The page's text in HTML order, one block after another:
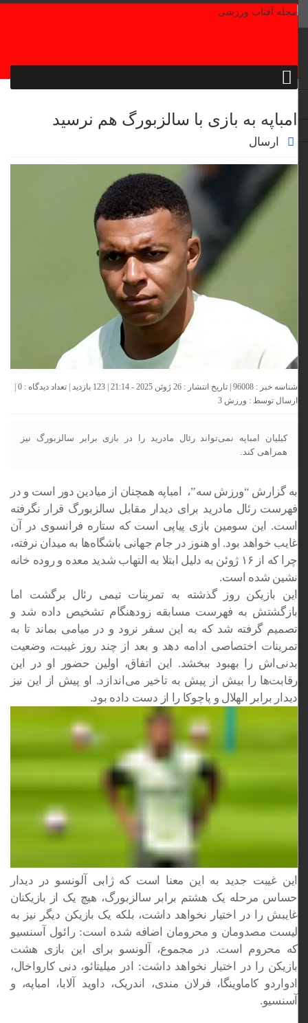
امباپه به بازی با سالزبورگ هم نرسید
ارسال
شناسه خبر : 96008 | تاریخ انتشار : 26 ژوئن 2025 - 21:14 | 123 بازدید | تعداد دیدگاه : 0
|
ارسال توسط :ورزش 3
کیلیان امباپه نمی‌تواند رئال مادرید را در بازی برابر سالزبورگ نیز
همراهی کند.
به گزارش “ورزش سه”، امباپه همچنان از میادین دور است و در
فهرست رئال مادرید برای دیدار مقابل سالزبورگ قرار نگرفته
است. این سومین بازی پیاپی است که ستاره فرانسوی در آن
غایب خواهد بود. او هنوز در جام جهانی باشگاه‌ها به میدان نرفته،
چرا که از ۱۶ ژوئن به‌ دلیل ابتلا به التهاب شدید معده و روده خانه‌
نشین شده است.
این بازیکن روز گذشته به تمرینات تیمی رئال برگشت اما
بازگشتش به فهرست مسابقه زودهنگام تشخیص داده شد و
تصمیم گرفته شد که به این سفر نرود و در میامی بماند تا به
تمرینات اختصاصی ادامه دهد و بعد از چند روز غیبت، وضعیت
بدنی‌اش را بهبود ببخشد. این اتفاق، اولین حضور او در این
رقابت‌ها را بیش از پیش به تاخیر می‌اندازد. او پیش‌ از این نیز
دیدار برابر الهلال و پاچوکا را از دست داده بود.
این غیبت جدید به این معنا است که ژابی آلونسو در دیدار
حساس مرحله یک‌ هشتم برابر سالزبورگ، هیچ‌ یک از بازیکنان
غایبش را در اختیار نخواهد داشت، بلکه یک بازیکن دیگر نیز به
لیست مصدومان و محرومان اضافه شده است: رائول آسنسیو
که محروم است. در مجموع، آلونسو برای این بازی هشت
بازیکن را در اختیار نخواهد داشت: ادر میلیتائو، دنی کارواخال،
ادواردو کاماوینگا، فرلان مندی، اندریک، داوید آلابا، امباپه، و
آسنسیو.